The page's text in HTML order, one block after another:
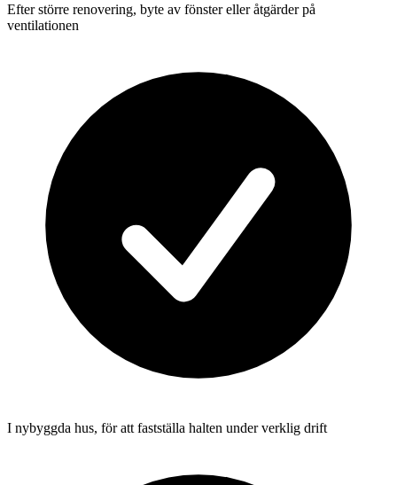
Efter större renovering, byte av fönster eller åtgärder på
ventilationen
I nybyggda hus, för att fastställa halten under verklig drift